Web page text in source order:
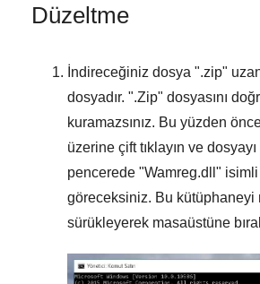
Düzeltme
İndireceğiniz dosya ".zip"
dosyadır. ".Zip" dosyasını
kuramazsınız. Bu yüzden
üzerine çift tıklayın ve dosyayı
pencerede "Wamreg.dll "
göreceksiniz. Bu kütüphaneyi
sürükleyerek masaüstüne